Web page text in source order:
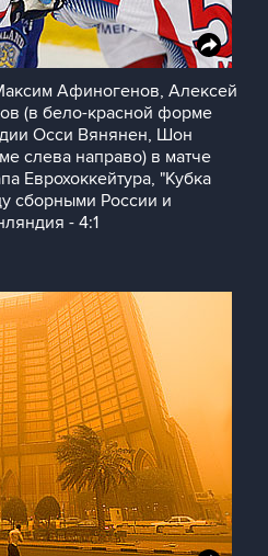
Афиногенов, Алексей
(в бело-красной форме
Осси Вянянен, Шон
слева направо) в матче
Еврохоккейтура, "Кубка
сборными России и
- 4:1